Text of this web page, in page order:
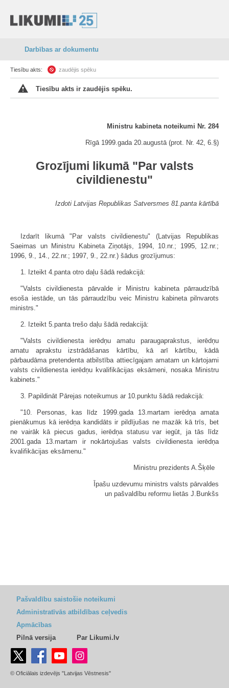
Darbības ar dokumentu
Tiesību akts: zaudējis spēku
Tiesību akts ir zaudējis spēku.
Ministru kabineta noteikumi Nr. 284
Rīgā 1999.gada 20.augustā (prot. Nr. 42, 6.§)
Grozījumi likumā "Par valsts
civildienestu"
Izdoti Latvijas Republikas Satversmes 81.panta kārtībā
Izdarīt likumā "Par valsts civildienestu" (Latvijas Republikas
Saeimas un Ministru Kabineta Ziņotājs, 1994, 10.nr.; 1995, 12.nr.;
1996, 9., 14., 22.nr.; 1997, 9., 22.nr.) šādus grozījumus:
1. Izteikt 4.panta otro daļu šādā redakcijā:
"Valsts civildienesta pārvalde ir Ministru kabineta pārraudzībā
esoša iestāde, un tās pārraudzību veic Ministru kabineta pilnvarots
ministrs."
2. Izteikt 5.panta trešo daļu šādā redakcijā:
"Valsts civildienesta ierēdņu amatu paraugaprakstus, ierēdņu
amatu aprakstu izstrādāšanas kārtību, kā arī kārtību, kādā
pārbaudāma pretendenta atbilstība attiecīgajam amatam un kārtojami
valsts civildienesta ierēdņu kvalifikācijas eksāmeni, nosaka Ministru
kabinets."
3. Papildināt Pārejas noteikumus ar 10.punktu šādā redakcijā:
"10. Personas, kas līdz 1999.gada 13.martam ierēdņa amata
pienākumus kā ierēdņa kandidāts ir pildījušas ne mazāk kā trīs, bet
ne vairāk kā piecus gadus, ierēdņa statusu var iegūt, ja tās līdz
2001.gada 13.martam ir nokārtojušas valsts civildienesta ierēdņa
kvalifikācijas eksāmenu."
Ministru prezidents A.Šķēle
Īpašu uzdevumu ministrs valsts pārvaldes
un pašvaldību reformu lietās J.Bunkšs
Pašvaldību saistošie noteikumi
Administratīvās atbildības ceļvedis
Apmācības
Pilnā versija
Par Likumi.lv
© Oficiālais izdevējs "Latvijas Vēstnesis"